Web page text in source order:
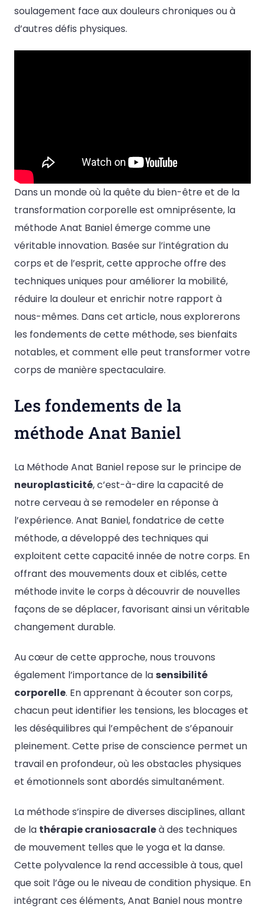
soulagement face aux douleurs chroniques ou à
d’autres défis physiques.
Dans un monde où la quête du bien-être et de la
transformation corporelle est omniprésente, la
méthode Anat Baniel émerge comme une
véritable innovation. Basée sur l’intégration du
corps et de l’esprit, cette approche offre des
techniques uniques pour améliorer la mobilité,
réduire la douleur et enrichir notre rapport à
nous-mêmes. Dans cet article, nous explorerons
les fondements de cette méthode, ses bienfaits
notables, et comment elle peut transformer votre
corps de manière spectaculaire.
Les fondements de la
méthode Anat Baniel
La Méthode Anat Baniel repose sur le principe de
neuroplasticité, c’est-à-dire la capacité de
notre cerveau à se remodeler en réponse à
l’expérience. Anat Baniel, fondatrice de cette
méthode, a développé des techniques qui
exploitent cette capacité innée de notre corps. En
offrant des mouvements doux et ciblés, cette
méthode invite le corps à découvrir de nouvelles
façons de se déplacer, favorisant ainsi un véritable
changement durable.
Au cœur de cette approche, nous trouvons
également l’importance de la sensibilité
corporelle. En apprenant à écouter son corps,
chacun peut identifier les tensions, les blocages et
les déséquilibres qui l’empêchent de s’épanouir
pleinement. Cette prise de conscience permet un
travail en profondeur, où les obstacles physiques
et émotionnels sont abordés simultanément.
La méthode s’inspire de diverses disciplines, allant
de la thérapie craniosacraleà des techniques
de mouvement telles que le yoga et la danse.
Cette polyvalence la rend accessible à tous, quel
que soit l’âge ou le niveau de condition physique. En
intégrant ces éléments, Anat Baniel nous montre